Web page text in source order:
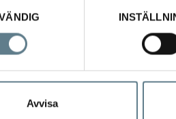
Avvisa
Materialet tål relativt höga